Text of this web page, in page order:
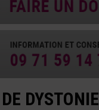
DYSTONIE